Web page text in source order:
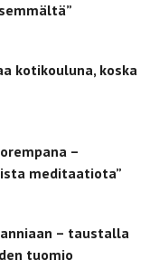
kotikouluna, koska
–
meditaatiota”
– taustalla
tuomio